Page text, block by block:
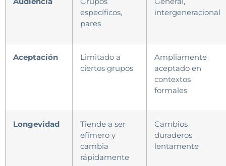
específicos,
pares
intergeneracional
Aceptación
Limitado a
ciertos grupos
Ampliamente
aceptado en
contextos
formales
Longevidad
Tiende a ser
efímero y
cambia
rápidamente
Cambios
duraderos
lentamente